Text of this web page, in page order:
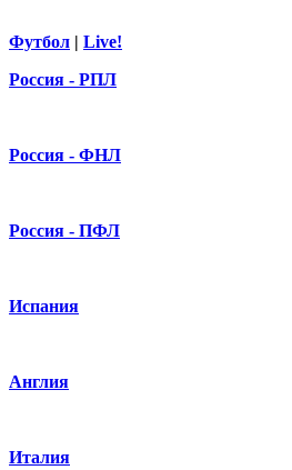
Футбол | Live!
Россия - РПЛ
Россия - ФНЛ
Россия - ПФЛ
Испания
Англия
Италия